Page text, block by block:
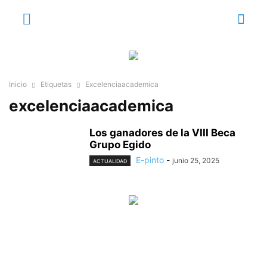
Inicio Etiquetas Excelenciaacademica
excelenciaacademica
Los ganadores de la VIII Beca
Grupo Egido
ACTUALIDAD E-pinto - junio 25, 2025